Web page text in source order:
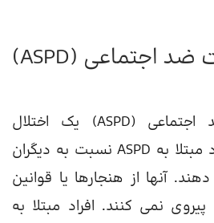
اختلال شخصیت ضد اجتماعی (ASPD)
اختلال شخصیت ضد اجتماعی (ASPD) یک اختلال
روانشناختی است. افراد مبتلا به ASPD نسبت به دیگران
آنها از هنجارها یا قوانین
نمی کنند. افراد مبتلا به